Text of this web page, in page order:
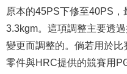
原本的45PS下修至40PS
3.3kgm。這項調整主要透
變更而調整的。倘若用於
零件與HRC提供的競賽用